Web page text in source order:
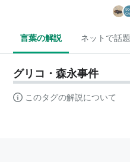
言葉の解説 ネットで話題
グリコ・森永事件
このタグの解説について